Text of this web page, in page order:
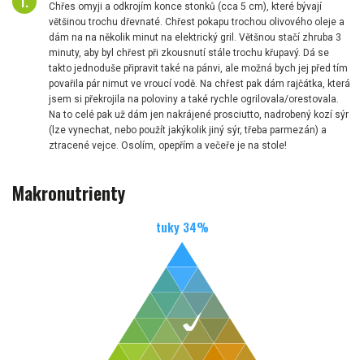
Chřes omyji a odkrojím konce stonků (cca 5 cm), které bývají
většinou trochu dřevnaté. Chřest pokapu trochou olivového oleje a
dám na na několik minut na elektrický gril. Většnou stačí zhruba 3
minuty, aby byl chřest při zkousnutí stále trochu křupavý. Dá se
takto jednoduše připravit také na pánvi, ale možná bych jej před tím
povařila pár nimut ve vroucí vodě. Na chřest pak dám rajčátka, která
jsem si překrojila na poloviny a také rychle ogrilovala/orestovala.
Na to celé pak už dám jen nakrájené prosciutto, nadrobený kozí sýr
(lze vynechat, nebo použít jakýkolik jiný sýr, třeba parmezán) a
ztracené vejce. Osolím, opepřím a večeře je na stole!
Makronutrienty
tuky 34%